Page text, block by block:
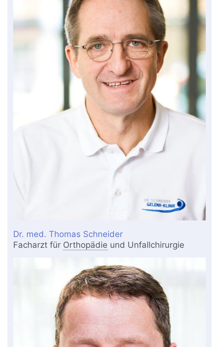
Dr. med. Thomas Schneider
Facharzt für Orthopädie und Unfallchirurgie